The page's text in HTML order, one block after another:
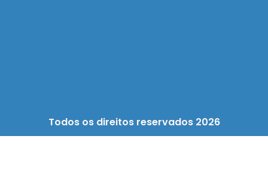
Todos os direitos reservados 2026